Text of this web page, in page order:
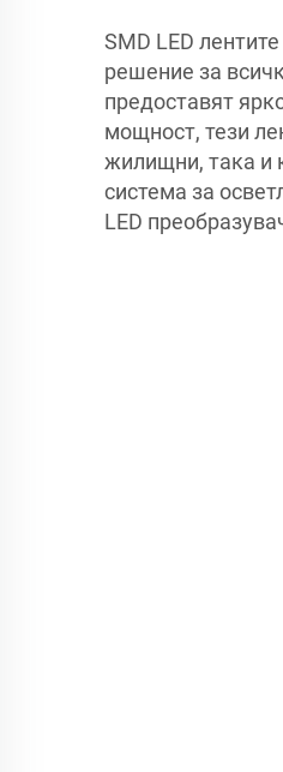
SMD LED
решение за
предоставят
мощност, тези
жилищни, така и
система за
LED